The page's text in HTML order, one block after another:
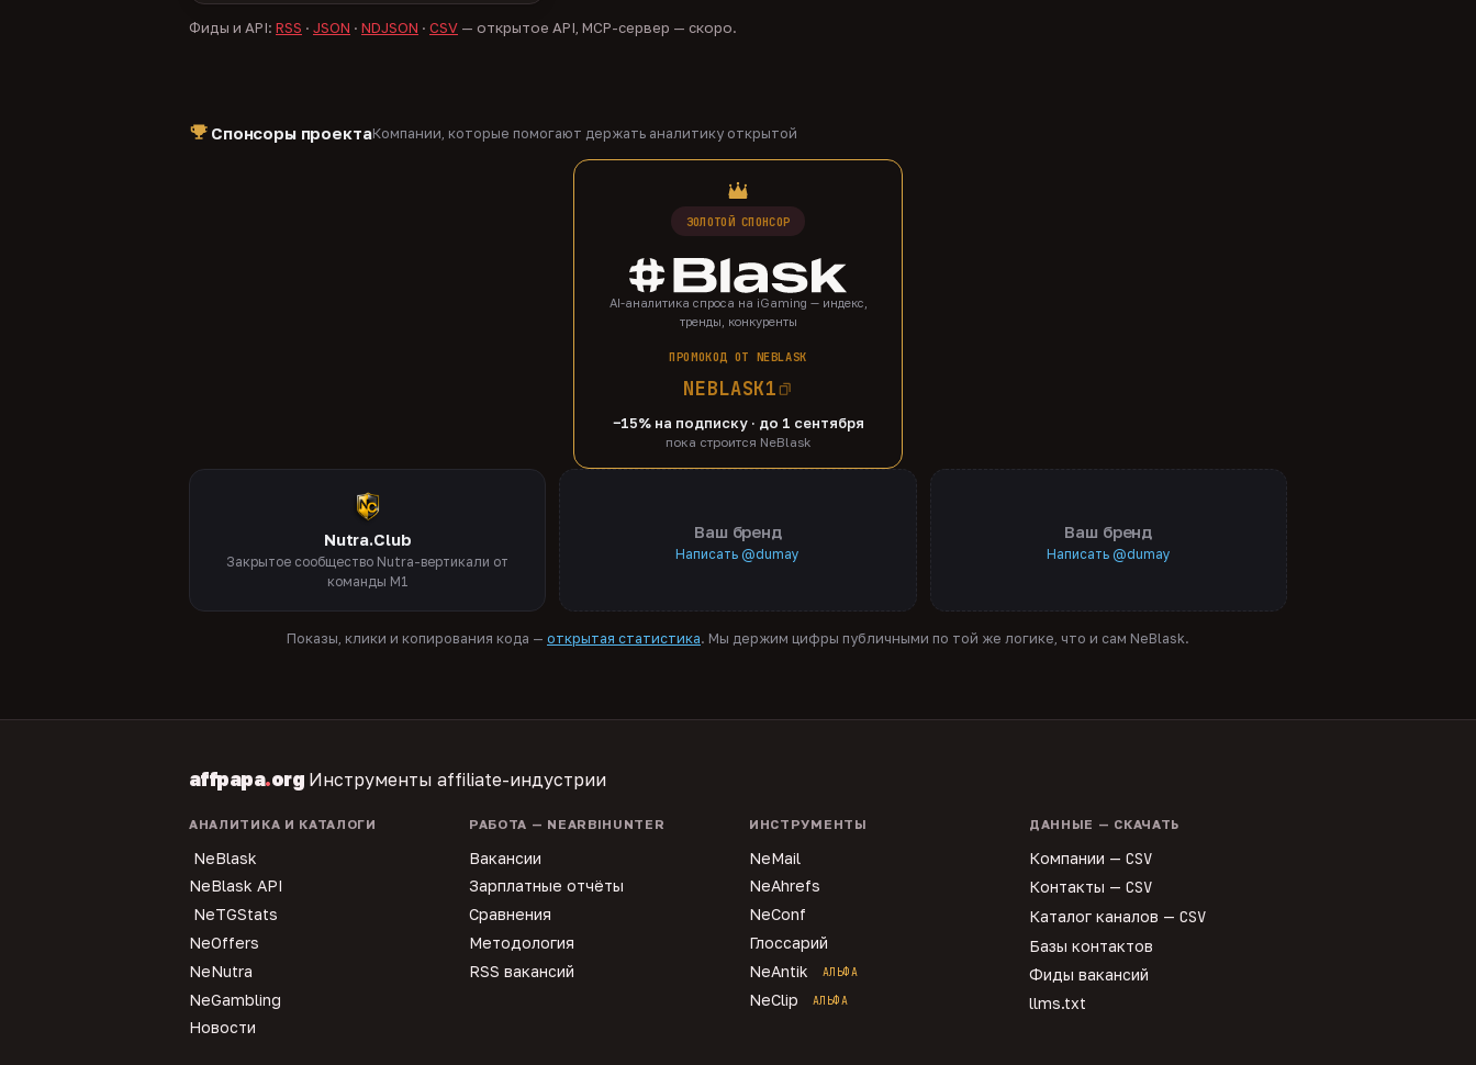
Фиды и API: RSS · JSON · NDJSON · CSV — открытое API, MCP-сервер — скоро.
Спонсоры проектаКомпании, которые помогают держать аналитику открытой
ЗОЛОТОЙ СПОНСОР
AI-аналитика спроса на iGaming — индекс,
тренды, конкуренты
ПРОМОКОД ОТ NEBLASK
NEBLASK1
−15% на подписку · до 1 сентября
пока строится NeBlask
Nutra.Club
Закрытое сообщество Nutra-вертикали от
команды M1
Ваш бренд
Написать @dumay
Ваш бренд
Написать @dumay
Показы, клики и копирования кода — открытая статистика. Мы держим цифры публичными по той же логике, что и сам NeBlask.
affpapa.org Инструменты affiliate-индустрии
АНАЛИТИКА И КАТАЛОГИ
NeBlask
NeBlask API
NeTGStats
NeOffers
NeNutra
NeGambling
Новости
РАБОТА — NEARBIHUNTER
Вакансии
Зарплатные отчёты
Сравнения
Методология
RSS вакансий
ИНСТРУМЕНТЫ
NeMail
NeAhrefs
NeConf
Глоссарий
NeAntik
АЛЬФА
NeClip АЛЬФА
ДАННЫЕ — СКАЧАТЬ
Компании — CSV
Контакты — CSV
Каталог каналов — CSV
Базы контактов
Фиды вакансий
llms.txt